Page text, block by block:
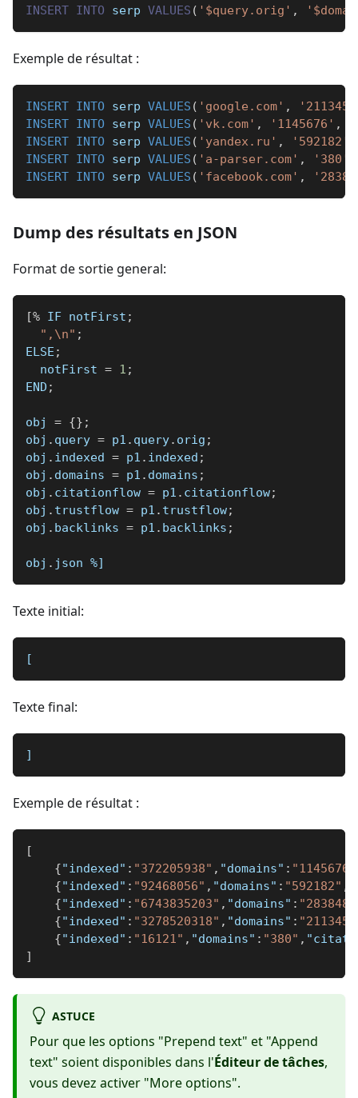
INSERT INTO serp VALUES ( '$query.orig' ,
Exemple de résultat :
INSERT INTO serp VALUES ( 'google.com' ,
INSERT INTO serp VALUES ( 'vk.com' , '1145676' ,
INSERT INTO serp VALUES ( 'yandex.ru' , '592182'
INSERT INTO serp VALUES ( 'a-parser.com' , '380'
INSERT INTO serp VALUES ( 'facebook.com' ,
Dump des résultats en JSON
Format de sortie general:
[% IF notFirst ;
",\n" ;
ELSE ;
  notFirst
= 1 ;
END ;
obj = {} ;
obj . query = p1 . query. orig ;
obj . indexed = p1 . indexed ;
obj . domains = p1 . domains ;
obj . citationflow = p1 . citationflow;
obj . trustflow = p1 . trustflow;
obj . backlinks = p1 . backlinks ;
obj . json %]
Texte initial:
[
Texte final:
]
Exemple de résultat :
[
{"indexed" : "372205938" , "domains" : "1145676"
{"indexed" : "92468056" , "domains" : "592182" ,
{"indexed" : "6743835203" , "domains" :
{"indexed" : "3278520318" , "domains" :
{"indexed" : "16121" , "domains" : "380" ,
]
ASTUCE
Pour que les options "Prepend text" et "Append
text" soient disponibles dans l'Éditeur de tâches,
vous devez activer "More options".